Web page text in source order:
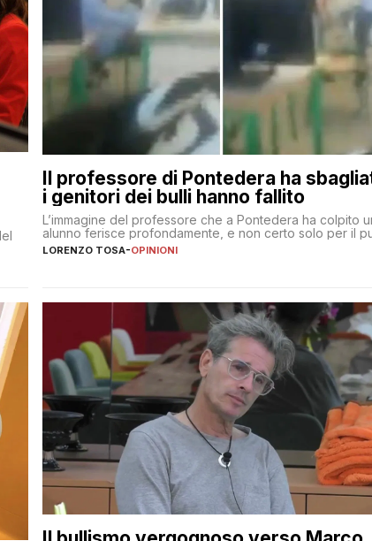
Il professore di Pontedera ha
i genitori dei bulli hanno fallito
L’immagine del professore che a Pontedera ha colpito
alunno ferisce profondamente, e non certo solo per il
LORENZO TOSA-OPINIONI